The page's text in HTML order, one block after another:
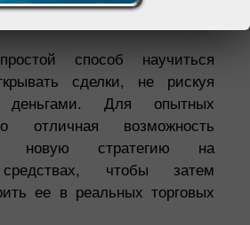
ИнстаТрейд ТВ*
способ научиться
сделки, не рискуя
деньгами. Для опытных
отличная возможность
новую стратегию на
чтобы затем
ее в реальных торговых